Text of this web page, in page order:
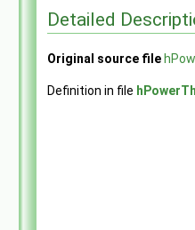
Detailed
Original source file
Definition in file